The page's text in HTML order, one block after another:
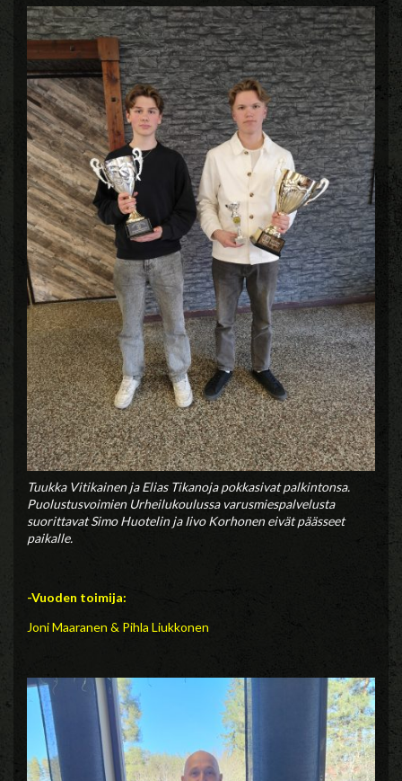
Tuukka Vitikainen ja Elias Tikanoja pokkasivat palkintonsa.
Puolustusvoimien Urheilukoulussa varusmiespalvelusta
suorittavat Simo Huotelin ja Iivo Korhonen eivät päässeet
paikalle.
-Vuoden toimija:
Joni Maaranen & Pihla Liukkonen